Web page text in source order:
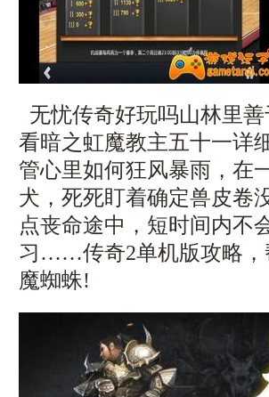
无忧传奇好玩吗山林里
看暗之虹魔教主五十一详
管心里如何狂风暴雨，在
犬，死死盯着确定兽皮卷
点丧命途中，短时间内
习……传奇2单机版攻略，
魔蜘蛛!